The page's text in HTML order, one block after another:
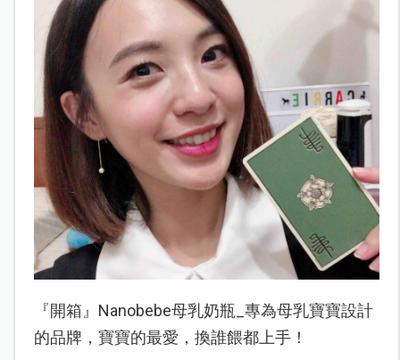
『開箱』Nanobebe母乳奶瓶_專為母乳寶寶設計
的品牌，寶寶的最愛，換誰餵都上手！